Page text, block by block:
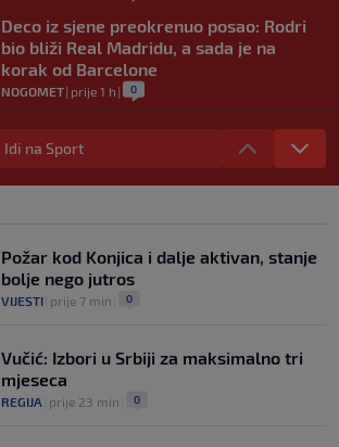
Deco iz sjene preokrenuo posao: Rodri
bio bliži Real Madridu, a sada je na
korak od Barcelone
NOGOMET| prije 1 h | 0
River Plate napravio veliki posao:
Reprezentativac Argentine stigao iz
0
Najopasniji je u reketu, ali mora dodatno
ojačati
KOŠARKA |prije 2 h 0
Idi na Sport
Požar kod Konjica i dalje aktivan, stanje
bolje nego jutros
VIJESTI prije 7 min 0
Vučić: Izbori u Srbiji za maksimalno tri
mjeseca
REGIJA prije 23 min 0